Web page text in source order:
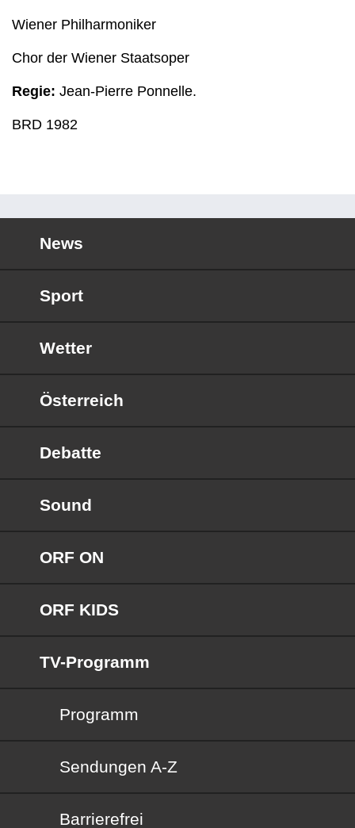
Wiener Philharmoniker
Chor der Wiener Staatsoper
Regie: Jean-Pierre Ponnelle.
BRD 1982
News
Sport
Wetter
Österreich
Debatte
Sound
ORF ON
ORF KIDS
TV-Programm
Programm
Sendungen von A bis Z
Sendungen A-Z
Barrierefrei
Barrierefrei